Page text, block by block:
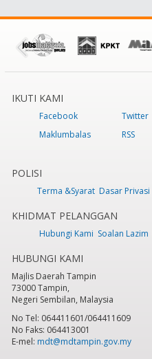
IKUTI KAMI
Facebook Twitter
Maklumbalas
RSS
POLISI
Terma &Syarat Dasar Privasi
KHIDMAT PELANGGAN
Hubungi Kami Soalan Lazim
HUBUNGI KAMI
Majlis Daerah Tampin
73000 Tampin,
Negeri Sembilan, Malaysia
No Tel: 064411601/064411609
No Faks: 064413001
E-mel: mdt@mdtampin.gov.my